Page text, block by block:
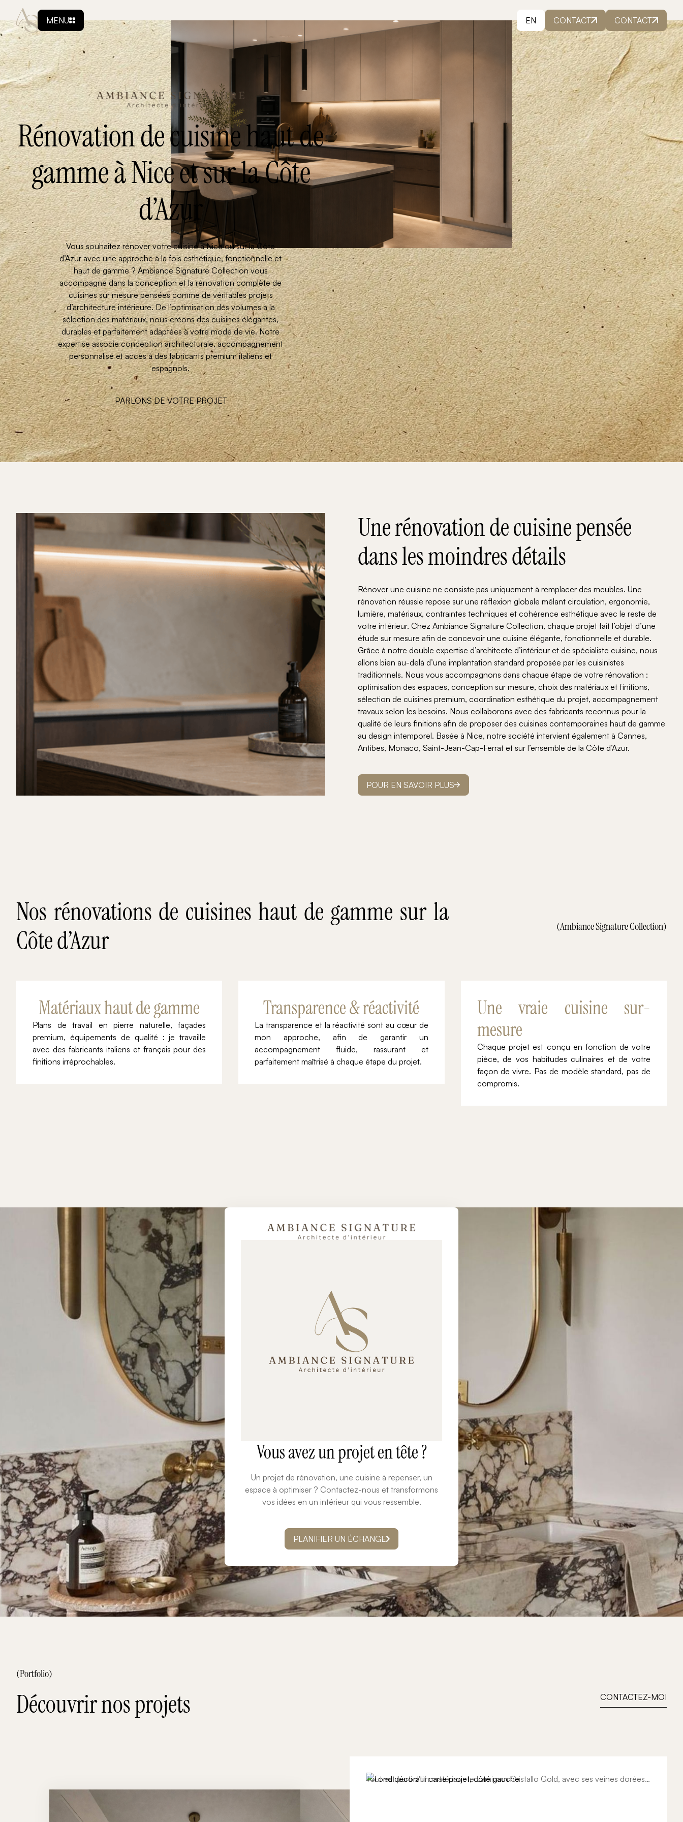
MENU EN CONTACT CONTACT
Rénovation de cuisine haut de
gamme à Nice et sur la Côte
d’Azur
Vous souhaitez rénover votre cuisine à Nice ou sur la Côte
d’Azur avec une approche à la fois esthétique, fonctionnelle et
haut de gamme ? Ambiance Signature Collection vous
accompagne dans la conception et la rénovation complète de
cuisines sur mesure pensées comme de véritables projets
d’architecture intérieure. De l’optimisation des volumes à la
sélection des matériaux, nous créons des cuisines élégantes,
durables et parfaitement adaptées à votre mode de vie. Notre
expertise associe conception architecturale, accompagnement
personnalisé et accès à des fabricants premium italiens et
espagnols.
PARLONS DE VOTRE PROJET
Une rénovation de cuisine pensée
dans les moindres détails
Rénover une cuisine ne consiste pas uniquement à remplacer des meubles. Une
rénovation réussie repose sur une réflexion globale mêlant circulation, ergonomie,
lumière, matériaux, contraintes techniques et cohérence esthétique avec le reste de
votre intérieur. Chez Ambiance Signature Collection, chaque projet fait l’objet d’une
étude sur mesure afin de concevoir une cuisine élégante, fonctionnelle et durable.
Grâce à notre double expertise d’architecte d’intérieur et de spécialiste cuisine, nous
allons bien au-delà d’une implantation standard proposée par les cuisinistes
traditionnels. Nous vous accompagnons dans chaque étape de votre rénovation :
optimisation des espaces, conception sur mesure, choix des matériaux et finitions,
sélection de cuisines premium, coordination esthétique du projet, accompagnement
travaux selon les besoins. Nous collaborons avec des fabricants reconnus pour la
qualité de leurs finitions afin de proposer des cuisines contemporaines haut de gamme
au design intemporel. Basée à Nice, notre société intervient également à Cannes,
Antibes, Monaco, Saint-Jean-Cap-Ferrat et sur l’ensemble de la Côte d’Azur.
POUR EN SAVOIR PLUS
Nos rénovations de cuisines haut de gamme sur la
Côte d’Azur
(Ambiance Signature Collection)
Matériaux haut de gamme
Plans de travail en pierre naturelle, façades
premium, équipements de qualité : je travaille
avec des fabricants italiens et français pour des
finitions irréprochables.
Transparence & réactivité
La transparence et la réactivité sont au cœur de
mon approche, afin de garantir un
accompagnement fluide, rassurant et
parfaitement maîtrisé à chaque étape du projet.
Une vraie cuisine sur-
mesure
Chaque projet est conçu en fonction de votre
pièce, de vos habitudes culinaires et de votre
façon de vivre. Pas de modèle standard, pas de
compromis.
Vous avez un projet en tête ?
Un projet de rénovation, une cuisine à repenser, un
espace à optimiser ? Contactez-nous et transformons
vos idées en un intérieur qui vous ressemble.
PLANIFIER UN ÉCHANGE
(Portfolio)
Découvrir nos projets CONTACTEZ-MOI
Tout est parti d'un matériau : le Laminam Cristallo Gold, avec ses veines dorées